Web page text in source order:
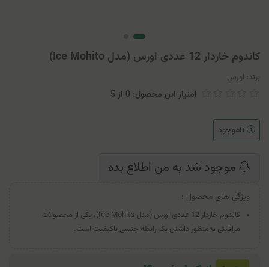
کاندوم خاردار 12 عددی اورس (مدل Ice Mohito)
برند: اورس
امتیاز این محصول: 0 از 5
ناموجود
موجود شد به من اطلاع بده
ویژگی های محصول :
کاندوم خاردار 12 عددی اورس (مدل Ice Mohito)، یکی از محصولات
مراقبتی به‌منظور داشتن یک رابطه جنسی با‌کیفیت است.